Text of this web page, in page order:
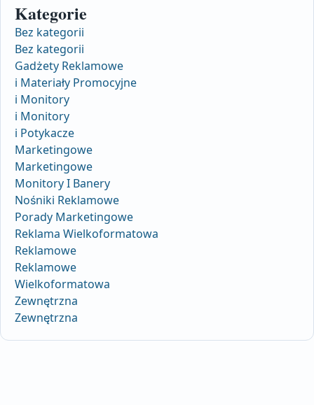
Kategorie
Bez kategorii
Bez kategorii
Gadżety Reklamowe
i Materiały Promocyjne
i Monitory
i Monitory
i Potykacze
Marketingowe
Marketingowe
Monitory I Banery
Nośniki Reklamowe
Porady Marketingowe
Reklama Wielkoformatowa
Reklamowe
Reklamowe
Wielkoformatowa
Zewnętrzna
Zewnętrzna